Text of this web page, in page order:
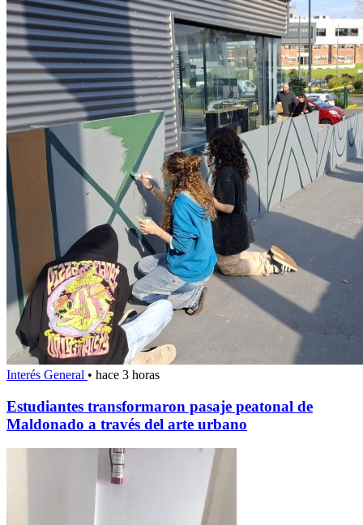
Interés General • hace 3 horas
Estudiantes transformaron pasaje peatonal de
Maldonado a través del arte urbano